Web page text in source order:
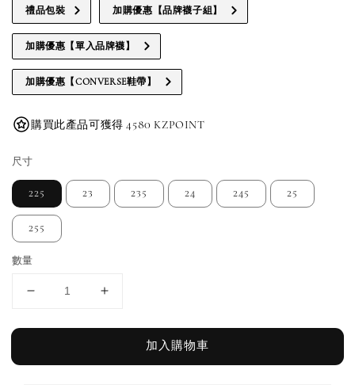
禮品包裝 加購優惠【品牌襪子組】
加購優惠【單入品牌襪】
加購優惠【CONVERSE鞋帶】
購買此產品可獲得 4580 KZPOINT
尺寸
225 23 235 24 245 25
255
數量
加入購物車